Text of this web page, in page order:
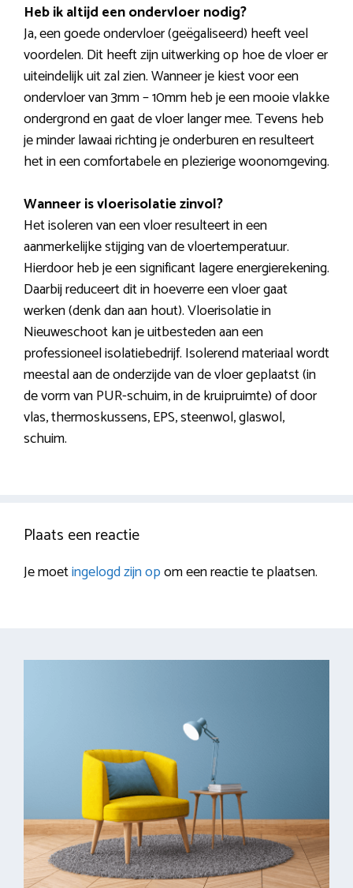
Heb ik altijd een ondervloer nodig?
Ja, een goede ondervloer (geëgaliseerd) heeft veel
voordelen. Dit heeft zijn uitwerking op hoe de vloer er
uiteindelijk uit zal zien. Wanneer je kiest voor een
ondervloer van 3mm – 10mm heb je een mooie vlakke
ondergrond en gaat de vloer langer mee. Tevens heb
je minder lawaai richting je onderburen en resulteert
het in een comfortabele en plezierige woonomgeving.
Wanneer is vloerisolatie zinvol?
Het isoleren van een vloer resulteert in een
aanmerkelijke stijging van de vloertemperatuur.
Hierdoor heb je een significant lagere energierekening.
Daarbij reduceert dit in hoeverre een vloer gaat
werken (denk dan aan hout). Vloerisolatie in
Nieuweschoot kan je uitbesteden aan een
professioneel isolatiebedrijf. Isolerend materiaal wordt
meestal aan de onderzijde van de vloer geplaatst (in
de vorm van PUR-schuim, in de kruipruimte) of door
vlas, thermoskussens, EPS, steenwol, glaswol,
schuim.
Plaats een reactie
Je moetingelogd zijn opom een reactie te plaatsen.